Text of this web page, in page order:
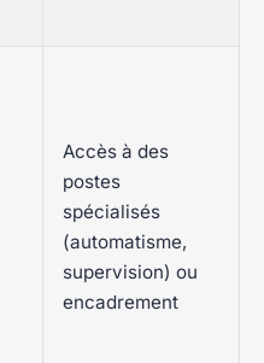
Accès à des
postes
spécialisés
(automatisme,
supervision) ou
encadrement